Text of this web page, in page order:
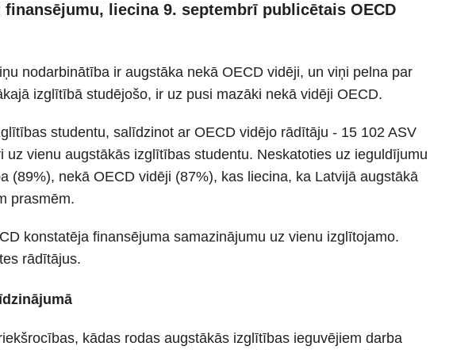
liecina 9. septembrī publicētais OECD
nodarbinātība ir augstāka nekā OECD vidēji, un viņi pelna par
izglītībā studējošo, ir uz pusi mazāki nekā vidēji OECD.
studentu, salīdzinot ar OECD vidējo rādītāju - 15 102 ASV
vienu augstākās izglītības studentu. Neskatoties uz ieguldījumu
nekā OECD vidēji (87%), kas liecina, ka Latvijā augstākā
prasmēm.
konstatēja finansējuma samazinājumu uz vienu izglītojamo.
rādītājus.
kādas rodas augstākās izglītības ieguvējiem darba